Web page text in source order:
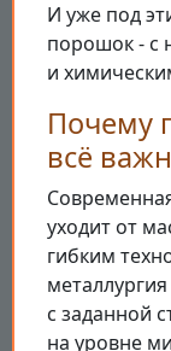
И уже под
порошок - с
и
Почему
всё
уходит от
гибким
с заданной
на уровне